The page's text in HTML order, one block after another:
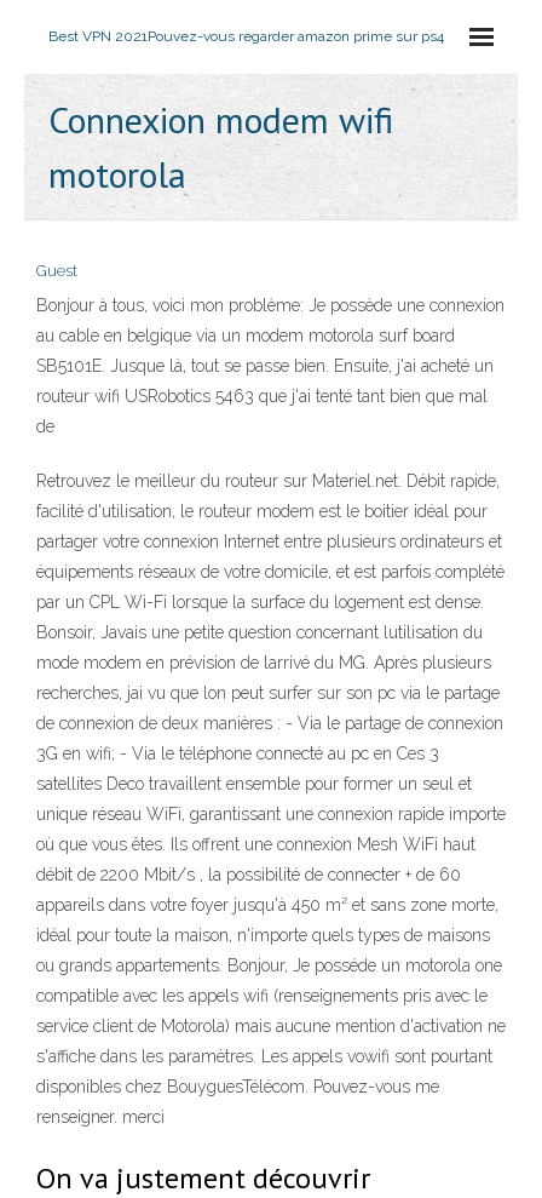
Best VPN 2021Pouvez-vous regarder amazon prime sur ps4
Connexion modem wifi
motorola
Guest
Bonjour à tous, voici mon problème: Je possède une connexion
au cable en belgique via un modem motorola surf board
SB5101E. Jusque là, tout se passe bien. Ensuite, j'ai acheté un
routeur wifi USRobotics 5463 que j'ai tenté tant bien que mal
de
Retrouvez le meilleur du routeur sur Materiel.net. Débit rapide,
facilité d'utilisation, le routeur modem est le boitier idéal pour
partager votre connexion Internet entre plusieurs ordinateurs et
équipements réseaux de votre domicile, et est parfois complété
par un CPL Wi-Fi lorsque la surface du logement est dense.
Bonsoir, Javais une petite question concernant lutilisation du
mode modem en prévision de larrivé du MG. Après plusieurs
recherches, jai vu que lon peut surfer sur son pc via le partage
de connexion de deux manières : - Via le partage de connexion
3G en wifi; - Via le téléphone connecté au pc en Ces 3
satellites Deco travaillent ensemble pour former un seul et
unique réseau WiFi, garantissant une connexion rapide importe
où que vous êtes. Ils offrent une connexion Mesh WiFi haut
débit de 2200 Mbit/s , la possibilité de connecter + de 60
appareils dans votre foyer jusqu'à 450 m² et sans zone morte,
idéal pour toute la maison, n'importe quels types de maisons
ou grands appartements. Bonjour, Je posséde un motorola one
compatible avec les appels wifi (renseignements pris avec le
service client de Motorola) mais aucune mention d'activation ne
s'affiche dans les paramètres. Les appels vowifi sont pourtant
disponibles chez BouyguesTélécom. Pouvez-vous me
renseigner. merci
On va justement découvrir